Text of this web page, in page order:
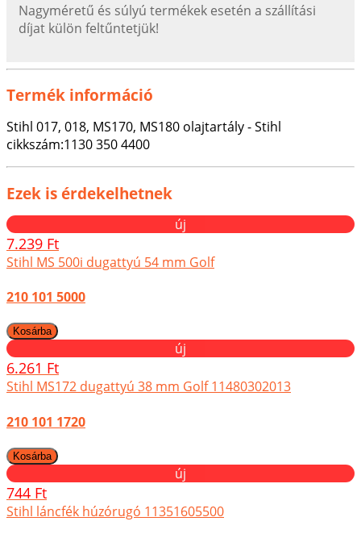
Nagyméretű és súlyú termékek esetén a szállítási
díjat külön feltűntetjük!
Termék információ
Stihl 017, 018, MS170, MS180 olajtartály - Stihl
cikkszám:1130 350 4400
Ezek is érdekelhetnek
új
7.239 Ft
Stihl MS 500i dugattyú 54 mm Golf
210 101 5000
új
6.261 Ft
Stihl MS172 dugattyú 38 mm Golf 11480302013
210 101 1720
új
744 Ft
Stihl láncfék húzórugó 11351605500